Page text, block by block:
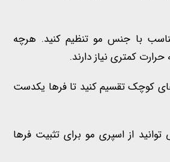
با جنس مو تنظیم کنید. هرچه
کمتری نیاز دارند.
کوچک تقسیم کنید تا فرها یکدست
از اسپری مو برای تثبیت فرها